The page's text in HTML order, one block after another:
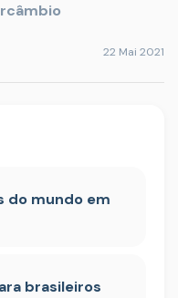
22 Mai 2021
do mundo em
brasileiros